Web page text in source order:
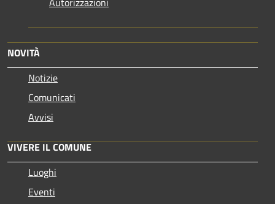
NOVITÀ
Notizie
Comunicati
Avvisi
VIVERE IL COMUNE
Luoghi
Eventi